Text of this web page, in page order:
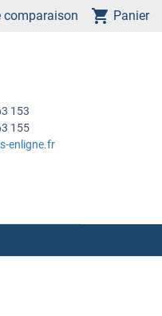
comparaison Panier
153
155
enligne.fr